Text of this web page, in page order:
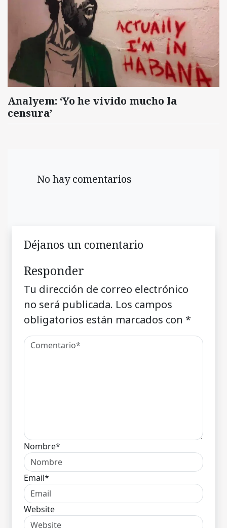
Analyem: ‘Yo he vivido mucho la
censura’
No hay comentarios
Déjanos un comentario
Responder
Tu dirección de correo electrónico
no será publicada. Los campos
obligatorios están marcados con *
Nombre*
Email*
Website